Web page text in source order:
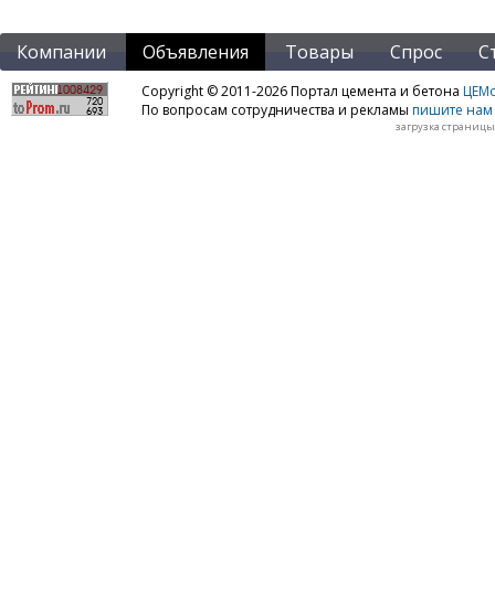
Компании Объявления Товары Спрос
Copyright © 2011-2026 Портал цемента и бетона
По вопросам сотрудничества и рекламы пишите нам
загрузка